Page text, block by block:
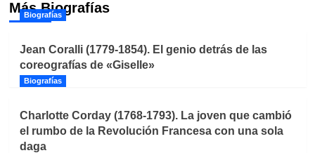
Más Biografías
Biografías
Jean Coralli (1779-1854). El genio detrás de las
coreografías de «Giselle»
Biografías
Charlotte Corday (1768-1793). La joven que cambió
el rumbo de la Revolución Francesa con una sola
daga